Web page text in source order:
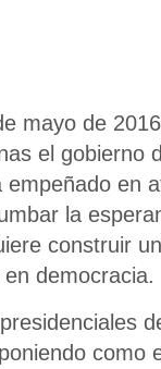
mayo de
el gobierno
empeñado en
la
construir
democracia.
como